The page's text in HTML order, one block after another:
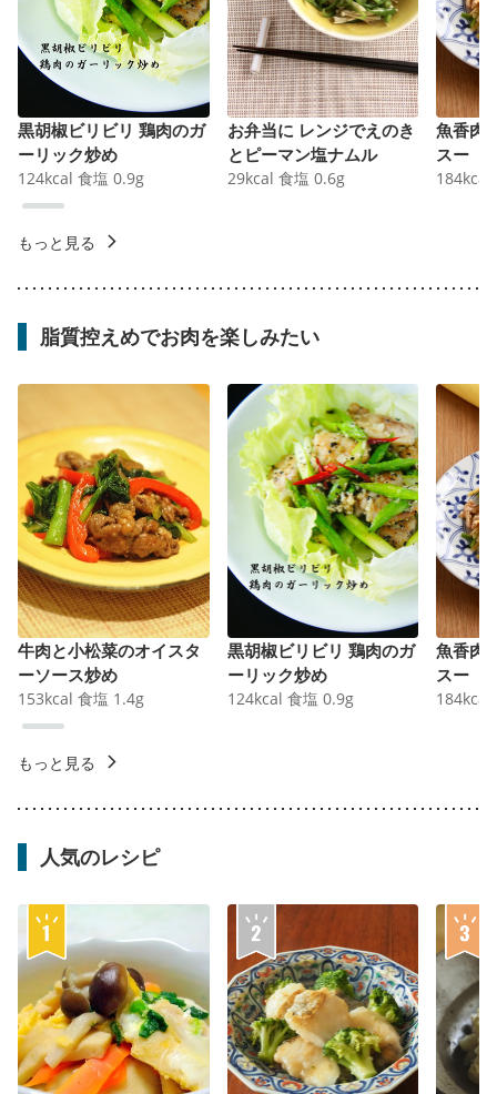
黒胡椒ビリビリ 鶏肉のガ
ーリック炒め
124kcal 食塩 0.9g
お弁当に レンジでえのき
とピーマン塩ナムル
29kcal 食塩 0.6g
魚香肉
スー
184kcal
もっと見る
脂質控えめでお肉を楽しみたい
牛肉と小松菜のオイスタ
ーソース炒め
153kcal 食塩 1.4g
黒胡椒ビリビリ 鶏肉のガ
ーリック炒め
124kcal 食塩 0.9g
魚香肉
スー
184kcal
もっと見る
人気のレシピ